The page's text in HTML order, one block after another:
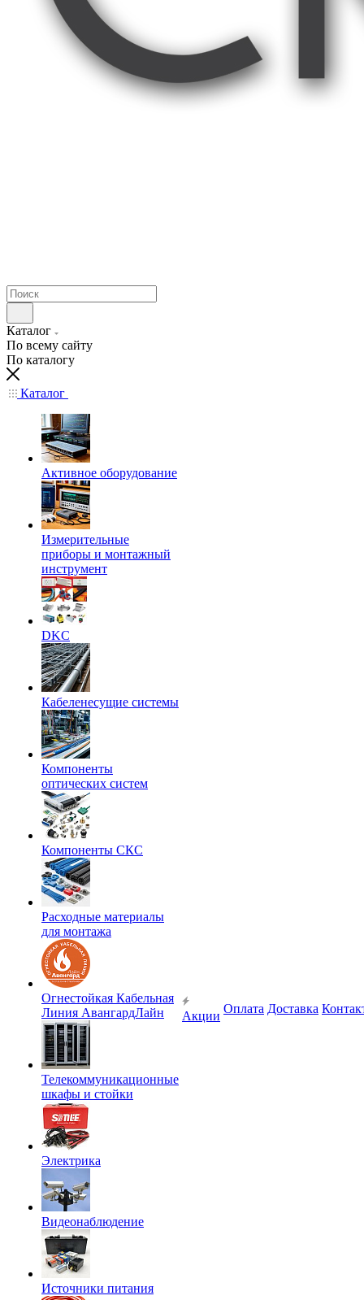
Каталог
По всему сайту
По каталогу
Каталог
Активное оборудование
Измерительные
приборы и монтажный
инструмент
DKC
Кабеленесущие системы
Компоненты
оптических систем
Компоненты СКС
Расходные материалы
для монтажа
Огнестойкая Кабельная
Линия АвангардЛайн
Телекоммуникационные
шкафы и стойки
Электрика
Видеонаблюдение
Источники питания
Акции
Оплата Доставка